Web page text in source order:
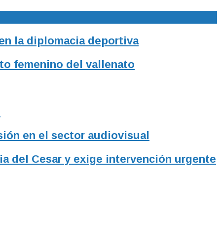
la diplomacia deportiva
femenino del vallenato
en el sector audiovisual
del Cesar y exige intervención urgente